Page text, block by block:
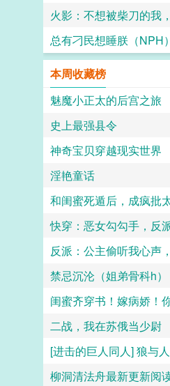
火影：不想被柴刀的我
总有刁民想睡朕（NPH）
本周收藏榜
魅魔小正太的后宫之旅
史上最强县令
神奇宝贝穿越现实世界
淫艳童话
和闺蜜死遁后，成疯批
快穿：恶女勾勾手，反
反派：公主偷听我心声
禁忌沉沦（姐弟骨科h）
闺蜜齐穿书！嫁病娇！
二战，我在苏俄当少尉
[进击的巨人同人] 狼与
柳洞清法舟最新更新阅